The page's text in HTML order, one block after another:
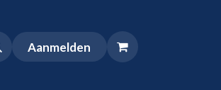
Aanmelden